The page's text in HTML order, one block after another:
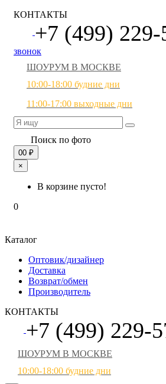
КОНТАКТЫ
+7 (499) 229-
звонок
ШОУРУМ В МОСКВЕ
10:00-18:00 будние дни
11:00-17:00 выходные дни
Поиск по фото
00 ₽
×
В корзине пусто!
0
Каталог
Оптовик/дизайнер
Доставка
Возврат/обмен
Производитель
КОНТАКТЫ
+7 (499) 229-
ШОУРУМ В МОСКВЕ
10:00-18:00 будние дни